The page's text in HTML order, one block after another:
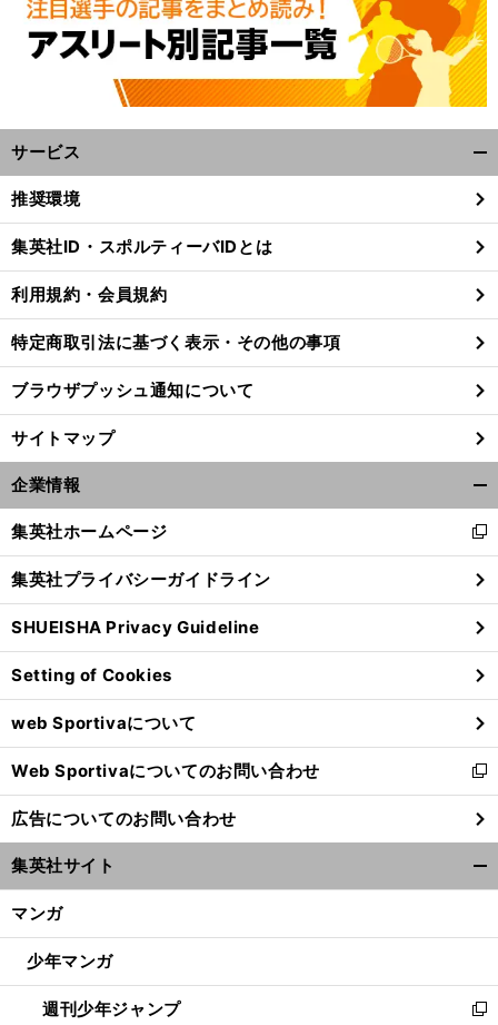
コ
」
前
サービス
閉
る
推奨環境
集英社ID・スポルティーバIDとは
利用規約・会員規約
特定商取引法に基づく表示・その他の事項
ブラウザプッシュ通知について
サイトマップ
企業情報
閉
る
集英社ホームページ
新
し
い
ウ
ィ
ン
ド
ウ
で
開
く
集英社プライバシーガイドライン
SHUEISHA Privacy Guideline
Setting of Cookies
web Sportivaについて
Web Sportivaについてのお問い合わせ
新
し
い
ウ
ィ
ン
ウ
開
く
広告についてのお問い合わせ
集英社サイト
マンガ
少年マンガ
週刊少年ジャンプ
新